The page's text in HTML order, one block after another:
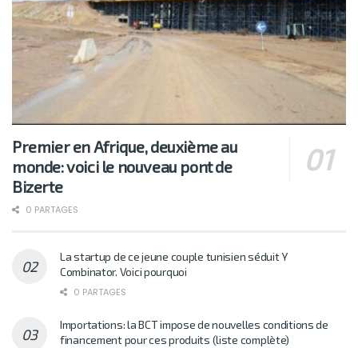
Premier en Afrique, deuxième au
monde: voici le nouveau pont de
Bizerte
0 PARTAGES
La startup de ce jeune couple tunisien séduit Y
Combinator. Voici pourquoi
0 PARTAGES
Importations: la BCT impose de nouvelles conditions de
financement pour ces produits (liste complète)